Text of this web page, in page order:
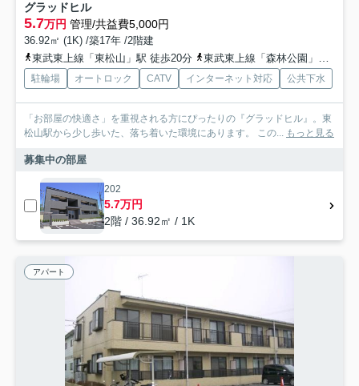
グラッドヒル
5.7万円 管理/共益費5,000円
36.92㎡ (1K) /築17年 /2階建
東武東上線「東松山」駅 徒歩20分
東武東上線「森林公園」駅 徒歩25分
駐輪場 オートロック CATV インターネット対応 公共下水
「お部屋の快適さ」を重視される方にぴったりの『グラッドヒル』。東
松山駅から少し歩いた、落ち着いた環境にあります。 この... もっと見る
募集中の部屋
202
5.7万円
2階 / 36.92㎡ / 1K
アパート